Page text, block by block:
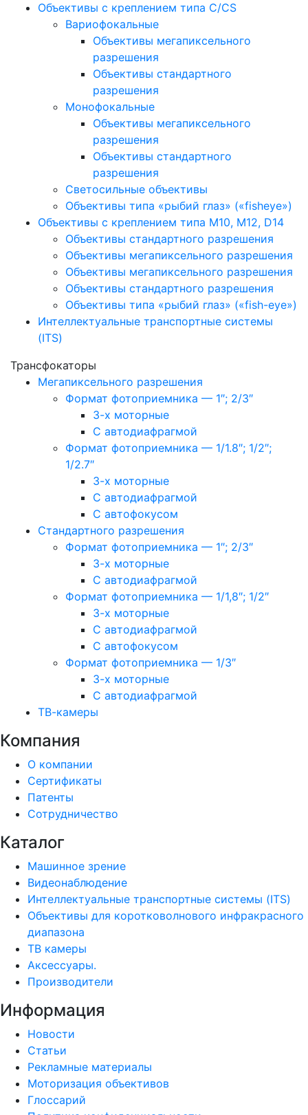
Объективы с креплением типа C/CS
Вариофокальные
Объективы мегапиксельного
разрешения
Объективы стандартного
разрешения
Монофокальные
Объективы мегапиксельного
разрешения
Объективы стандартного
разрешения
Светосильные объективы
Объективы типа «рыбий глаз» («fisheye»)
Объективы с креплением типа M10, M12, D14
Объективы стандартного разрешения
Объективы мегапиксельного разрешения
Объективы мегапиксельного разрешения
Объективы стандартного разрешения
Объективы типа «рыбий глаз» («fish-eye»)
Интеллектуальные транспортные системы
(ITS)
Трансфокаторы
Мегапиксельного разрешения
Формат фотоприемника — 1″; 2/3″
3-х моторные
С автодиафрагмой
Формат фотоприемника — 1/1.8″; 1/2″;
1/2.7″
3-х моторные
С автодиафрагмой
С автофокусом
Стандартного разрешения
Формат фотоприемника — 1″; 2/3″
3-х моторные
С автодиафрагмой
Формат фотоприемника — 1/1,8″; 1/2″
3-х моторные
С автодиафрагмой
С автофокусом
Формат фотоприемника — 1/3″
3-х моторные
С автодиафрагмой
ТВ-камеры
Компания
О компании
Сертификаты
Патенты
Сотрудничество
Каталог
Машинное зрение
Видеонаблюдение
Интеллектуальные транспортные системы (ITS)
Объективы для коротковолнового инфракрасного
диапазона
ТВ камеры
Аксессуары.
Производители
Информация
Новости
Статьи
Рекламные материалы
Моторизация объективов
Глоссарий